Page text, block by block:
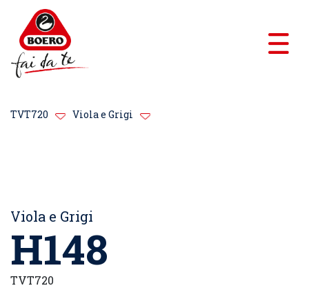
TVT720 Viola e Grigi
Viola e Grigi
H148
TVT720